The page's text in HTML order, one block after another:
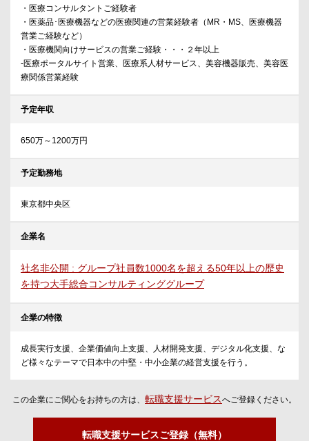
・医療コンサルタントご経験者
・医薬品･医療機器などの医療関連の営業経験者（MR・MS、医療機器
営業ご経験など）
・医療機関向けサービスの営業ご経験・・・２年以上
‐医療ポータルサイト営業、医療系人材サービス、美容機器販売、美容医
療関係営業経験
予定年収
650万～1200万円
予定勤務地
東京都中央区
企業名
社名非公開 : グループ社員数1000名を超える50年以上の歴史
を持つ大手総合コンサルティンググループ
企業の特徴
成長実行支援、企業価値向上支援、人材開発支援、デジタル化支援、な
ど様々なテーマで日本中の中堅・中小企業の経営支援を行う。
この企業にご関心をお持ちの方は、 転職支援サービスへご登録ください。
転職支援サービスご登録（無料）